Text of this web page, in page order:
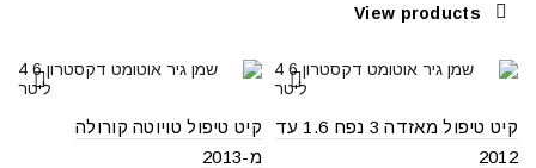
View products
קיט טיפול מאזדה 3 נפח 1.6 עד
2012
קיט טיפול טויוטה קורולה
מ-2013